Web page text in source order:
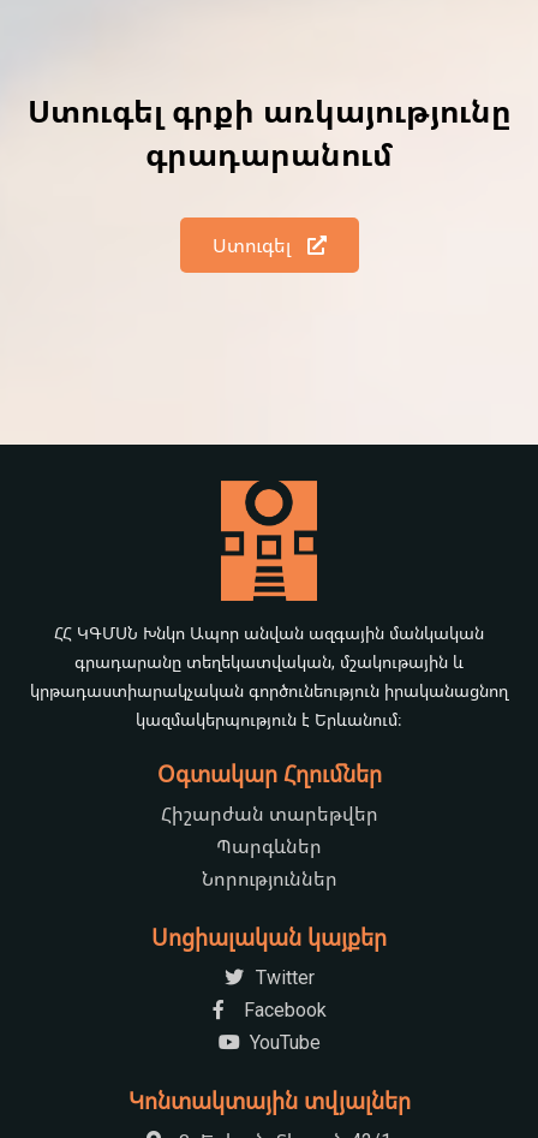
Ստուգել գրքի առկայությունը
գրադարանում
Ստուգել
ՀՀ ԿԳՄՍՆ Խնկո Ապոր անվան ազգային մանկական
գրադարանը տեղեկատվական, մշակութային և
կրթադաստիարակչական գործունեություն իրականացնող
կազմակերպություն է Երևանում։
Օգտակար Հղումներ
Հիշարժան տարեթվեր
Պարգևներ
Նորություններ
Սոցիալական կայքեր
Twitter
Facebook
YouTube
Կոնտակտային տվյալներ